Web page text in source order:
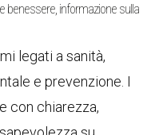
benessere, informazione sulla
legati a sanità,
e prevenzione. I
con chiarezza,